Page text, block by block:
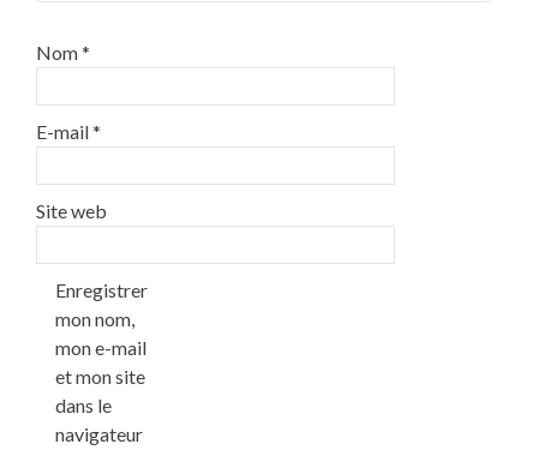
Nom*
E-mail*
Site web
Enregistrer
mon nom,
mon e-mail
et mon site
dans le
navigateur